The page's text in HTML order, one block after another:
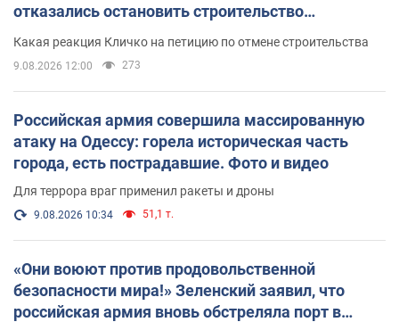
отказались остановить строительство
Какая реакция Кличко на петицию по отмене строительства
9.08.2026 12:00 273
Российская армия совершила массированную
атаку на Одессу: горела историческая часть
города, есть пострадавшие. Фото и видео
Для террора враг применил ракеты и дроны
9.08.2026 10:34 51,1 т.
«Они воюют против продовольственной
безопасности мира!» Зеленский заявил, что
российская армия вновь обстреляла порт в